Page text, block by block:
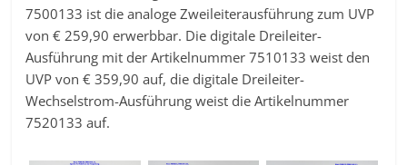
7500133 ist die analoge Zweileiterausführung zum UVP
von € 259,90 erwerbbar. Die digitale Dreileiter-
Ausführung mit der Artikelnummer 7510133 weist den
UVP von € 359,90 auf, die digitale Dreileiter-
Wechselstrom-Ausführung weist die Artikelnummer
7520133 auf.